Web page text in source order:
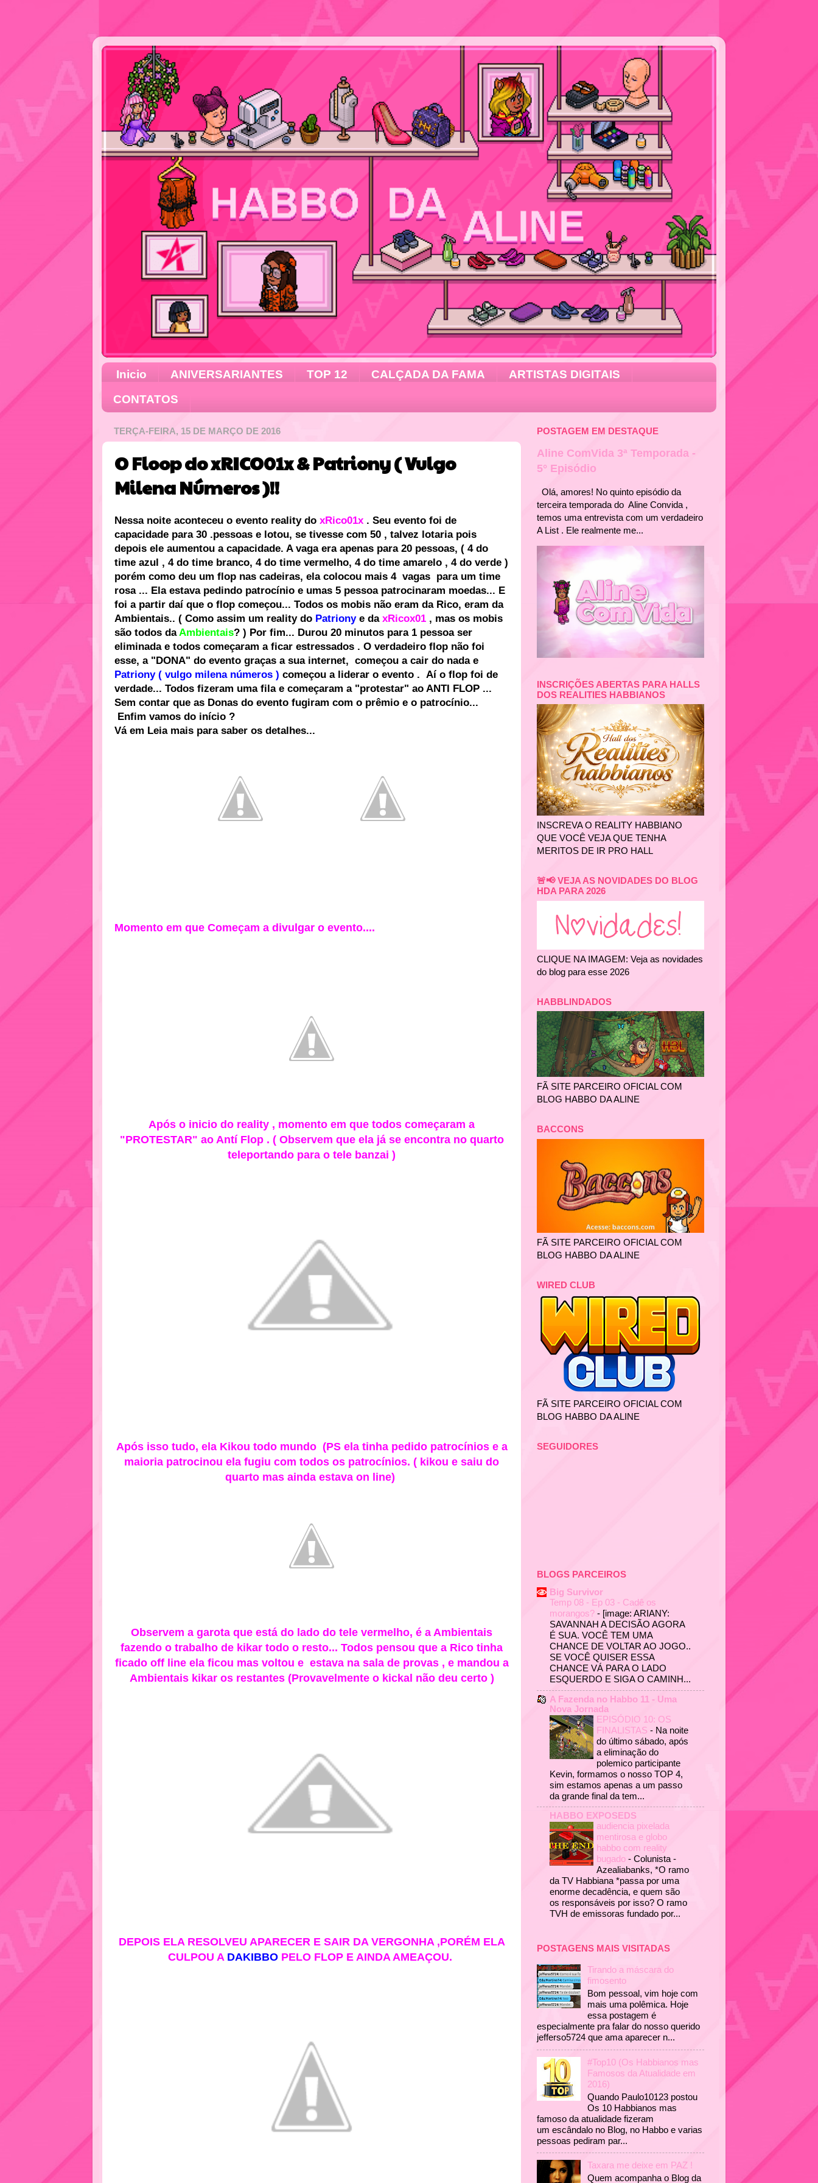
Inicio ANIVERSARIANTES TOP 12 CALÇADA DA FAMA
ARTISTAS DIGITAIS
CONTATOS
TERÇA-FEIRA, 15 DE MARÇO DE 2016
O Floop do xRICO01x & Patriony ( Vulgo
Milena Números )!!
Nessa noite aconteceu o evento reality do xRico01x . Seu evento foi de
capacidade para 30 .pessoas e lotou, se tivesse com 50 , talvez lotaria pois
depois ele aumentou a capacidade. A vaga era apenas para 20 pessoas, ( 4 do
time azul , 4 do time branco, 4 do time vermelho, 4 do time amarelo , 4 do verde )
porém como deu um flop nas cadeiras, ela colocou mais 4 vagas para um time
rosa ... Ela estava pedindo patrocínio e umas 5 pessoa patrocinaram moedas... E
foi a partir daí que o flop começou... Todos os mobis não eram da Rico, eram da
Ambientais.. ( Como assim um reality do Patrionye da xRicox01 , mas os mobis
são todos da Ambientais? ) Por fim... Durou 20 minutos para 1 pessoa ser
eliminada e todos começaram a ficar estressados . O verdadeiro flop não foi
esse, a "DONA" do evento graças a sua internet, começou a cair do nada e
Patriony ( vulgo milena números ) começou a liderar o evento . Aí o flop foi de
verdade... Todos fizeram uma fila e começaram a "protestar" ao ANTI FLOP ...
Sem contar que as Donas do evento fugiram com o prêmio e o patrocínio...
Enfim vamos do início ?
Vá em Leia mais para saber os detalhes...
Momento em que Começam a divulgar o evento....
Após o inicio do reality , momento em que todos começaram a
"PROTESTAR" ao Antí Flop . ( Observem que ela já se encontra no quarto
teleportando para o tele banzai )
Após isso tudo, ela Kikou todo mundo (PS ela tinha pedido patrocínios e a
maioria patrocinou ela fugiu com todos os patrocínios. ( kikou e saiu do
quarto mas ainda estava on line)
Observem a garota que está do lado do tele vermelho, é a Ambientais
fazendo o trabalho de kikar todo o resto... Todos pensou que a Rico tinha
ficado off line ela ficou mas voltou e estava na sala de provas , e mandou a
Ambientais kikar os restantes (Provavelmente o kickal não deu certo )
DEPOIS ELA RESOLVEU APARECER E SAIR DA VERGONHA ,PORÉM ELA
CULPOU A DAKIBBO PELO FLOP E AINDA AMEAÇOU.
POSTAGEM EM DESTAQUE
Aline ComVida 3ª Temporada -
5° Episódio
Olá, amores! No quinto episódio da
terceira temporada do Aline Convida ,
temos uma entrevista com um verdadeiro
A List . Ele realmente me...
INSCRIÇÕES ABERTAS PARA HALLS
DOS REALITIES HABBIANOS
INSCREVA O REALITY HABBIANO
QUE VOCÊ VEJA QUE TENHA
MERITOS DE IR PRO HALL
🚨📢 VEJA AS NOVIDADES DO BLOG
HDA PARA 2026
CLIQUE NA IMAGEM: Veja as novidades
do blog para esse 2026
HABBLINDADOS
FÃ SITE PARCEIRO OFICIAL COM
BLOG HABBO DA ALINE
BACCONS
FÃ SITE PARCEIRO OFICIAL COM
BLOG HABBO DA ALINE
WIRED CLUB
FÃ SITE PARCEIRO OFICIAL COM
BLOG HABBO DA ALINE
SEGUIDORES
BLOGS PARCEIROS
Big Survivor
Temp 08 - Ep 03 - Cadê os
morangos? - [image: ARIANY:
SAVANNAH A DECISÃO AGORA
É SUA. VOCÊ TEM UMA
CHANCE DE VOLTAR AO JOGO..
SE VOCÊ QUISER ESSA
CHANCE VÁ PARA O LADO
ESQUERDO E SIGA O CAMINH...
A Fazenda no Habbo 11 - Uma
Nova Jornada
EPISÓDIO 10: OS
FINALISTAS - Na noite
do último sábado, após
a eliminação do
polemico participante
Kevin, formamos o nosso TOP 4,
sim estamos apenas a um passo
da grande final da tem...
HABBO EXPOSEDS
audiencia pixelada
mentirosa e globo
habbo com reality
bugado - Colunista -
Azealiabanks, *O ramo
da TV Habbiana *passa por uma
enorme decadência, e quem são
os responsáveis por isso? O ramo
TVH de emissoras fundado por...
POSTAGENS MAIS VISITADAS
Tirando a máscara do
fimosento
Bom pessoal, vim hoje com
mais uma polêmica. Hoje
essa postagem é
especialmente pra falar do nosso querido
jefferso5724 que ama aparecer n...
#Top10 (Os Habbianos mas
Famosos da Atualidade em
2016)
Quando Paulo10123 postou
Os 10 Habbianos mas
famoso da atualidade fizeram
um escândalo no Blog, no Habbo e varias
pessoas pediram par...
Taxara me deixe em PAZ !
Quem acompanha o Blog da